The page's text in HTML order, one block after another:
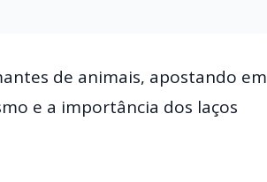
de animais, apostando em
e a importância dos laços